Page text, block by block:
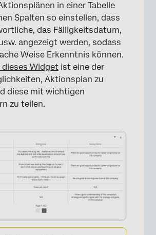
in einer Tabelle
Spalten so einstellen, dass
das Fälligkeitsdatum,
angezeigt werden, sodass
Weise Erkenntnis können.
dieses Widget ist eine der
Aktionsplan zu
diese mit wichtigen
zu teilen.